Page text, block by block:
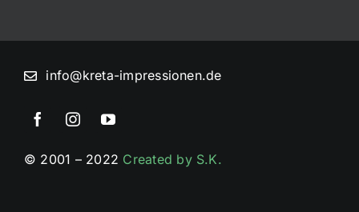
info@kreta-impressionen.de
© 2001 – 2022 Created by S.K.